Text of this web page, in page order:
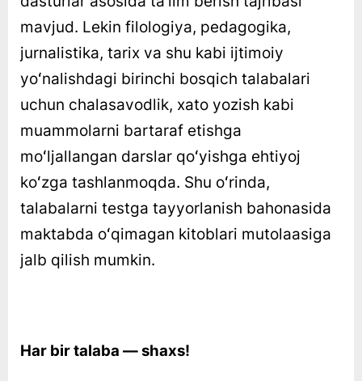
mavjud. Lekin filologiya, pedagogika,
jurnalistika, tarix va shu kabi ijtimoiy
yoʻnalishdagi birinchi bosqich talabalari
uchun chalasavodlik, xato yozish kabi
muammolarni bartaraf etishga
moʻljallangan darslar qoʻyishga ehtiyoj
koʻzga tashlanmoqda. Shu oʻrinda,
talabalarni testga tayyorlanish bahonasida
maktabda oʻqimagan kitoblari mutolaasiga
jalb qilish mumkin.
Har bir talaba — shaxs!